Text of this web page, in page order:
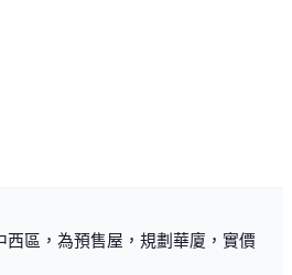
西區，為預售屋，規劃華廈，實價